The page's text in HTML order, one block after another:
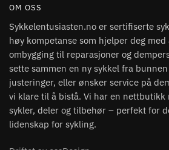
OM OSS
Sykkelentusiasten.no er sertifiserte
høy kompetanse som hjelper deg
ombygging til reparasjoner og
sette sammen en ny sykkel fra
justeringer, eller ønsker service på
vi klare til å bistå. Vi har en nettbutikk
sykler, deler og tilbehør – perfekt for
lidenskap for sykling.